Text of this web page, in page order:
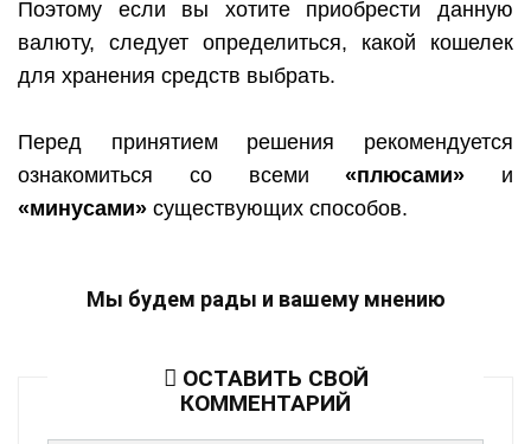
Поэтому если вы хотите приобрести данную
валюту, следует определиться, какой кошелек
для хранения средств выбрать.
Перед принятием решения рекомендуется
ознакомиться со всеми«плюсами» и
«минусами» существующих способов.
Мы будем рады и вашему мнению
ОСТАВИТЬ СВОЙ
КОММЕНТАРИЙ